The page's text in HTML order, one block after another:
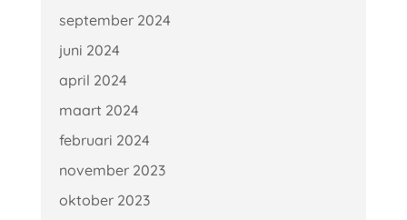
september 2024
juni 2024
april 2024
maart 2024
februari 2024
november 2023
oktober 2023